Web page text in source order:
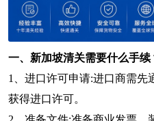
一、新加坡清关需要什么手续
1、进口许可申请:进口商需先
获得进口许可。